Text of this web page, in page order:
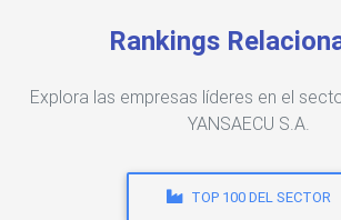
Rankings
Explora las empresas líderes en el
YANSAECU S.A.
TOP 100 DEL SECTOR